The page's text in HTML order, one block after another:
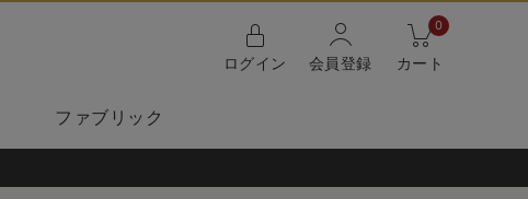
ログイン 会員登録
0
カート
ファブリック